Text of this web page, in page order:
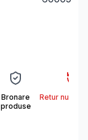
Bronare
produse
Retur nu se